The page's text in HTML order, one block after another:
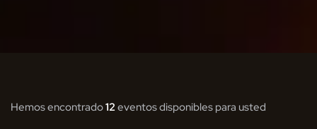
Hemos encontrado12 eventos disponibles para usted